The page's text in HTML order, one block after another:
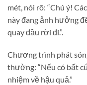
mét, nói rõ: “Chú ý!
này đang ảnh hưởng
quay đầu rời đi.”.
Chương trình phát
thường: “Nếu có bất
nhiệm về hậu quả.”